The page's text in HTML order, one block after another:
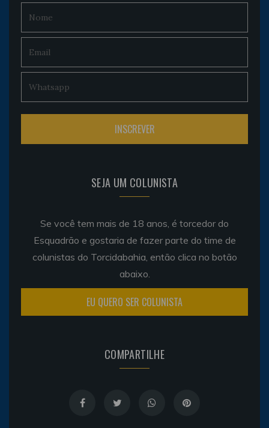
SEJA UM COLUNISTA
Se você tem mais de 18 anos, é torcedor do
Esquadrão e gostaria de fazer parte do time de
colunistas do Torcidabahia, então clica no botão
abaixo.
EU QUERO SER COLUNISTA
COMPARTILHE